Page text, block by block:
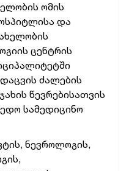
ომის
და
ცენტრის
ძალების
წევრებისათვის
სამედიცინო
ნევროლოგის,